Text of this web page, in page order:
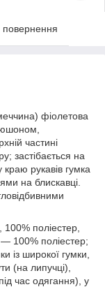
фіолетова
частині
застібається на
рукавів гумка
на блискавці.
поліестер,
100% поліестер;
із широкої гумки,
(на липучці),
час одягання), у